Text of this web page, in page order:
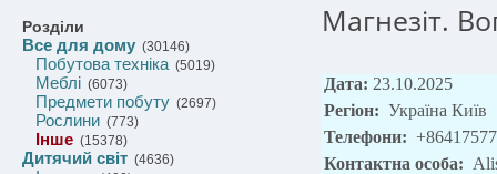
Розділи
Все для дому (30146)
Побутова техніка(5019)
Меблі (6073)
Предмети побуту (2697)
Рослини (773)
Інше (15378)
Дитячий світ (4636)
Магнезіт.
Дата: 23.10.2025
Регіон: Україна Київ
Телефони:
Контактна особа: